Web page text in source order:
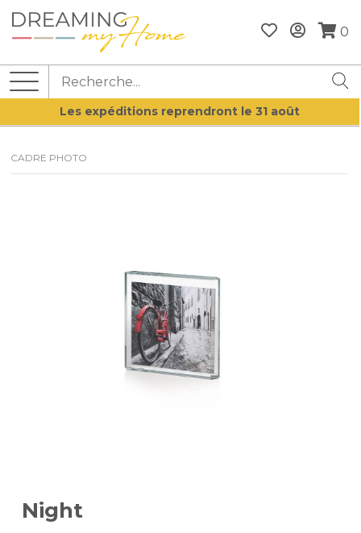
0
Les expéditions reprendront le 31 août
CADRE PHOTO
Night